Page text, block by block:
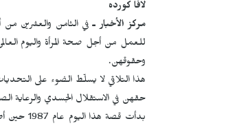
لافا كورده
مركز الأخبار ـ في الثامن والعشرين من
للعمل من أجل صحة المرأة واليوم
وحقوقهن.
هذا التلاقي لا يسلّط الضوء على
حقهن في الاستقلال الجسدي والرعاية
بدأت قصة هذا اليوم عام 1987 حين أطلقت الشبكة العالمية للنساء من أجل الحقوق الإنجابية (